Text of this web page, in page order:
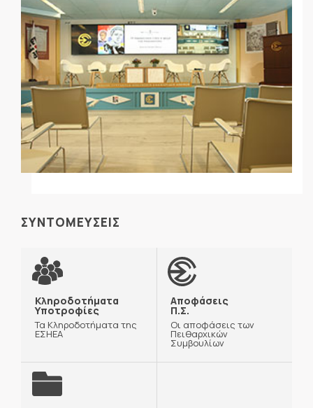
ΣΥΝΤΟΜΕΥΣΕΙΣ
Κληροδοτήματα
Υποτροφίες
Τα Κληροδοτήματα της
ΕΣΗΕΑ
Αποφάσεις
Π.Σ.
Οι αποφάσεις των
Πειθαρχικών
Συμβουλίων